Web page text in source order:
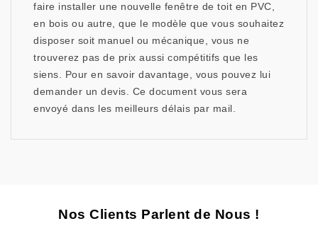
faire installer une nouvelle fenêtre de toit en PVC,
en bois ou autre, que le modèle que vous souhaitez
disposer soit manuel ou mécanique, vous ne
trouverez pas de prix aussi compétitifs que les
siens. Pour en savoir davantage, vous pouvez lui
demander un devis. Ce document vous sera
envoyé dans les meilleurs délais par mail.
Nos Clients Parlent de Nous !